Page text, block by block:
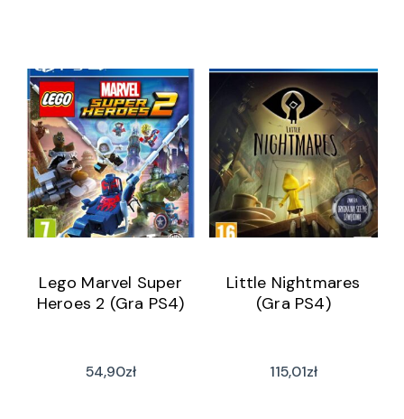
Lego Marvel Super
Heroes 2 (Gra PS4)
54,90zł
Little Nightmares
(Gra PS4)
115,01zł